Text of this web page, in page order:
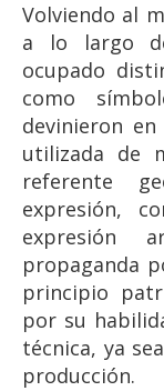
Volviendo al
a lo largo
ocupado
como
devinieron
utilizada de
referente
expresión,
expresión
propaganda
principio
por su
técnica, ya
producción.